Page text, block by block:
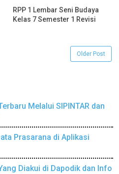
RPP 1 Lembar Seni Budaya
Kelas 7 Semester 1 Revisi
Older Post
Melalui SIPINTAR dan
Prasarana di Aplikasi
Diakui di Dapodik dan Info